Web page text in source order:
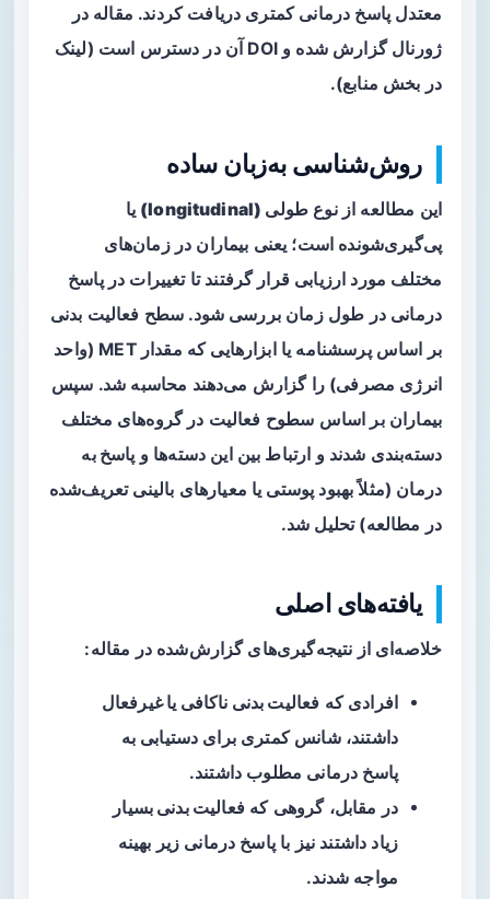
معتدل پاسخ درمانی کمتری دریافت کردند. مقاله در
ژورنال گزارش شده و DOI آن در دسترس است (لینک
در بخش منابع).
روش‌شناسی به‌زبان ساده
این مطالعه از نوع طولی (longitudinal)
یا
پی‌گیری‌شونده است؛ یعنی بیماران در زمان‌های
مختلف مورد ارزیابی قرار گرفتند تا تغییرات در پاسخ
درمانی در طول زمان بررسی شود. سطح فعالیت بدنی
بر اساس پرسشنامه یا ابزارهایی که مقدار MET (واحد
انرژی مصرفی) را گزارش می‌دهند محاسبه شد. سپس
بیماران بر اساس سطوح فعالیت در گروه‌های مختلف
دسته‌بندی شدند و ارتباط بین این دسته‌ها و پاسخ به
درمان (مثلاً بهبود پوستی یا معیارهای بالینی تعریف‌شده
در مطالعه) تحلیل شد.
یافته‌های اصلی
خلاصه‌ای از نتیجه‌گیری‌های گزارش‌شده در مقاله:
افرادی که فعالیت بدنی ناکافی یا غیرفعال
داشتند، شانس کمتری برای دستیابی به
پاسخ درمانی مطلوب داشتند.
در مقابل، گروهی که فعالیت بدنی بسیار
زیاد داشتند نیز با پاسخ درمانی زیر بهینه
مواجه شدند.